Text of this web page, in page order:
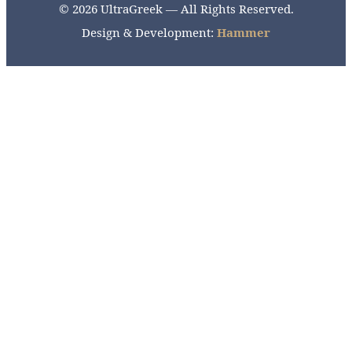
© 2026 UltraGreek — All Rights Reserved.
Design & Development: Hammer